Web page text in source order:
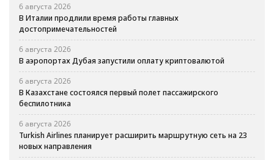
6 августа 2026
В Италии продлили время работы главных
достопримечательностей
6 августа 2026
В аэропортах Дубая запустили оплату криптовалютой
6 августа 2026
В Казахстане состоялся первый полет пассажирского
беспилотника
6 августа 2026
Turkish Airlines планирует расширить маршрутную сеть на 23
новых направления